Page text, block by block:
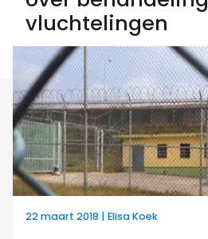
vluchtelingen
22 maart 2018 | Elisa Koek